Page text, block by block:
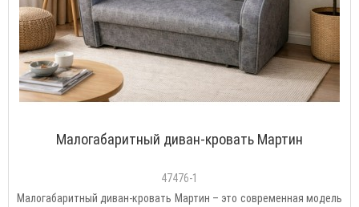
Малогабаритный диван-кровать Мартин
47476-1
Малогабаритный диван-кровать Мартин – это современная модель